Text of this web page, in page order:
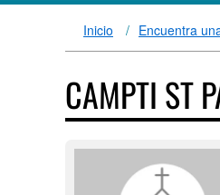
Inicio Encuentra
CAMPTI ST